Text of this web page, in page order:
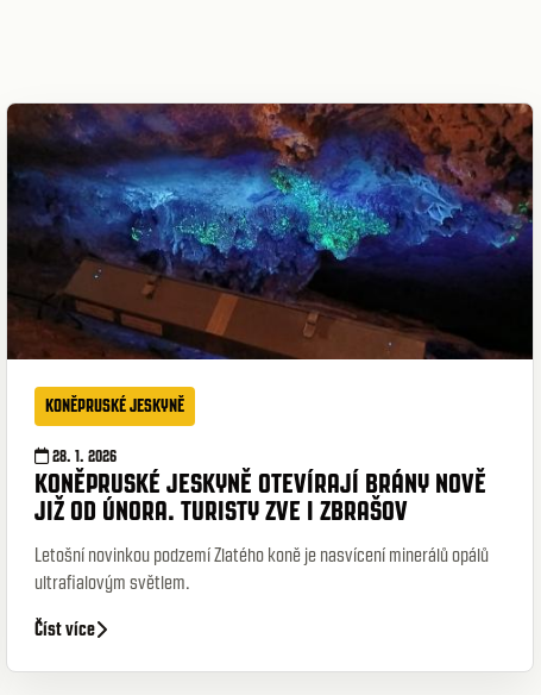
KONĚPRUSKÉ JESKYNĚ
28. 1. 2026
KONĚPRUSKÉ JESKYNĚ OTEVÍRAJÍ BRÁNY NOVĚ
JIŽ OD ÚNORA. TURISTY ZVE I ZBRAŠOV
Letošní novinkou podzemí Zlatého koně je nasvícení minerálů opálů
ultrafialovým světlem.
Číst více